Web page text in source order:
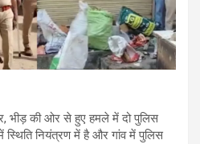
भीड़ की ओर से हुए हमले में दो पुलिस
में स्थिति नियंत्रण में है और गांव में पुलिस